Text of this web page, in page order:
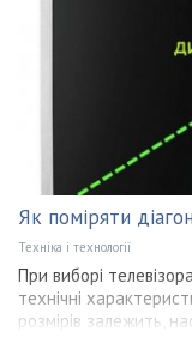
Як поміряти
Техніка і технології
При виборі
технічні
розмірів залежить,